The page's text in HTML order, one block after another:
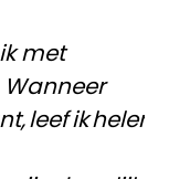
met
leef ik